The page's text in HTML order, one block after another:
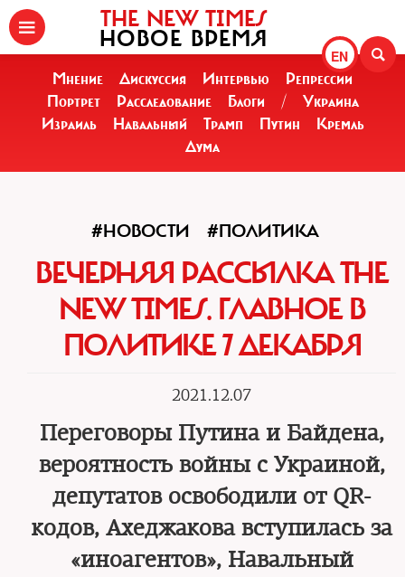
EN
THE NEW TIMES
НОВОЕ ВРЕМЯ
Мнение Дискуссия Интервью
Репрессии
Портрет
Расследование Блоги /
Украина
Израиль
Навальный Трамп Путин
Кремль
Дума
#НОВОСТИ #ПОЛИТИКА
ВЕЧЕРНЯЯ РАССЫЛКА THE
NEW TIMES. ГЛАВНОЕ В
ПОЛИТИКЕ 7 ДЕКАБРЯ
2021.12.07
Переговоры Путина и Байдена,
вероятность войны с Украиной,
депутатов освободили от QR-
кодов, Ахеджакова вступилась за
«иноагентов», Навальный